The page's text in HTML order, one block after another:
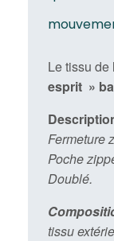
Le tissu
esprit »
Fermeture
Poche
Doublé.
tissu